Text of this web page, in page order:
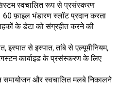
स्वचालित रूप से प्रसंस्करण
60 फ़ाइल भंडारण स्लॉट प्रदान करता
के डेटा को संग्रहीत करने की
इस्पात से इस्पात, तांबे से एल्यूमीनियम,
कार्बाइड के प्रसंस्करण के लिए
समायोजन और स्वचालित मलबे निकालने